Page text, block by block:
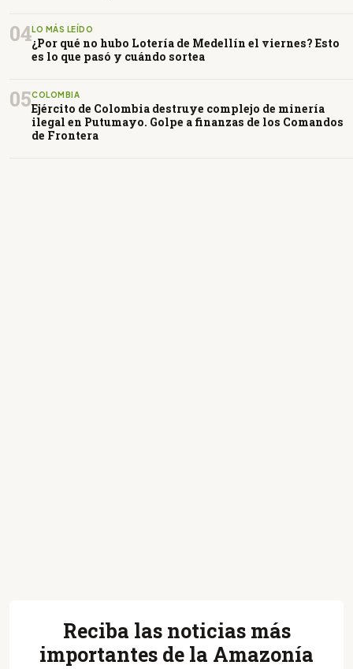
04LO MÁS LEÍDO
¿Por qué no hubo Lotería de Medellín el viernes? Esto
es lo que pasó y cuándo sortea
05COLOMBIA
Ejército de Colombia destruye complejo de minería
ilegal en Putumayo. Golpe a finanzas de los Comandos
de Frontera
Reciba las noticias más
importantes de la Amazonía